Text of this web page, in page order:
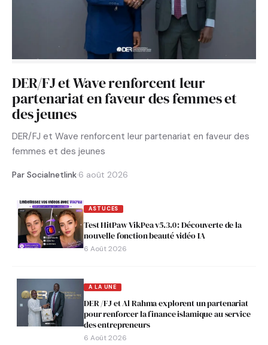
DER/FJ et Wave renforcent leur
partenariat en faveur des femmes et
des jeunes
DER/FJ et Wave renforcent leur partenariat en faveur des
femmes et des jeunes
Par Socialnetlink·6 août 2026
ASTUCES
Test HitPaw VikPea v5.3.0 : Découverte de la
nouvelle fonction beauté vidéo IA
6 Août 2026
A LA UNE
DER /FJ et Al Rahma explorent un partenariat
pour renforcer la finance islamique au service
des entrepreneurs
6 Août 2026